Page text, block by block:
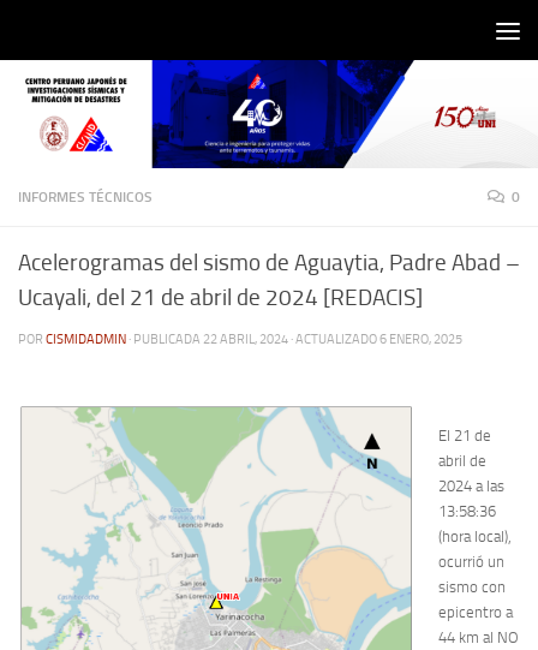
INFORMES TÉCNICOS 0
Acelerogramas del sismo de Aguaytia, Padre Abad –
Ucayali, del 21 de abril de 2024 [REDACIS]
POR CISMIDADMIN · PUBLICADA 22 ABRIL, 2024 · ACTUALIZADO6 ENERO, 2025
El 21 de
abril de
2024 a las
13:58:36
(hora local),
ocurrió un
sismo con
epicentro a
44 km al NO